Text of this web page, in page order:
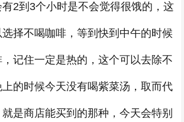
2到3个小时是不会觉得很饿的，这
择不喝咖啡，等到快到中午的时候
记住一定是热的，这个可以去除不
的时候今天没有喝紫菜汤，取而代
是商店能买到的那种，今天会特别